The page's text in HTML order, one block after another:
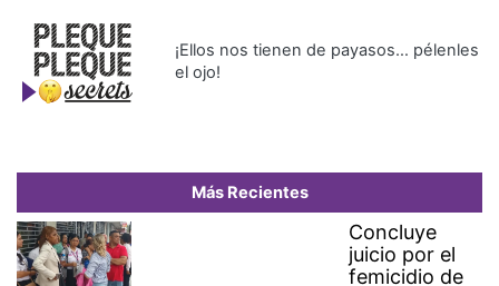
¡Ellos nos tienen de payasos… pélenles
el ojo!
Más Recientes
Concluye
juicio por el
femicidio de